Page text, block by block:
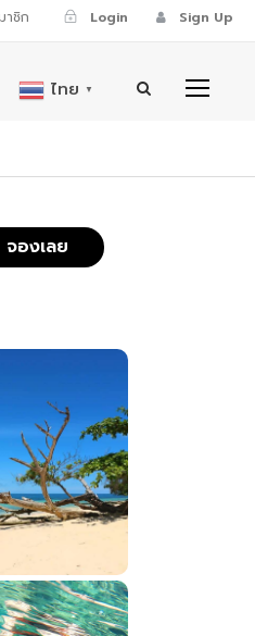
าชิก Login Sign Up
ไทย ▼
จองเลย